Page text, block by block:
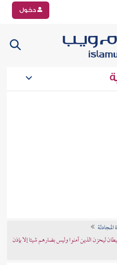
دخول
ليحزن الذين آمنوا وليس بضارهم شيئا إلا بإذن